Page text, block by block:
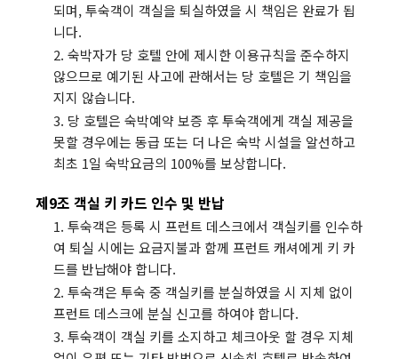
되며, 투숙객이 객실을 퇴실하였을 시 책임은 완료가 됩
니다.
2. 숙박자가 당 호텔 안에 제시한 이용규칙을 준수하지
않으므로 예기된 사고에 관해서는 당 호텔은 기 책임을
지지 않습니다.
3. 당 호텔은 숙박예약 보증 후 투숙객에게 객실 제공을
못할 경우에는 동급 또는 더 나은 숙박 시설을 알선하고
최초 1일 숙박요금의 100%를 보상합니다.
제9조 객실 키 카드 인수 및 반납
1. 투숙객은 등록 시 프런트 데스크에서 객실키를 인수하
여 퇴실 시에는 요금지불과 함께 프런트 캐셔에게 키 카
드를 반납해야 합니다.
2. 투숙객은 투숙 중 객실키를 분실하였을 시 지체 없이
프런트 데스크에 분실 신고를 하여야 합니다.
3. 투숙객이 객실 키를 소지하고 체크아웃 할 경우 지체